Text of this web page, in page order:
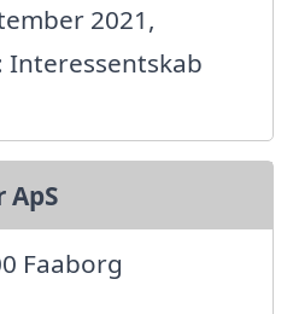
2021,
Interessentskab
ApS
Faaborg